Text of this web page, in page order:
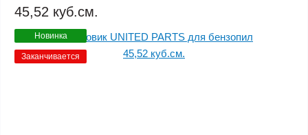
45,52 куб.см.
Новинка
Заканчивается